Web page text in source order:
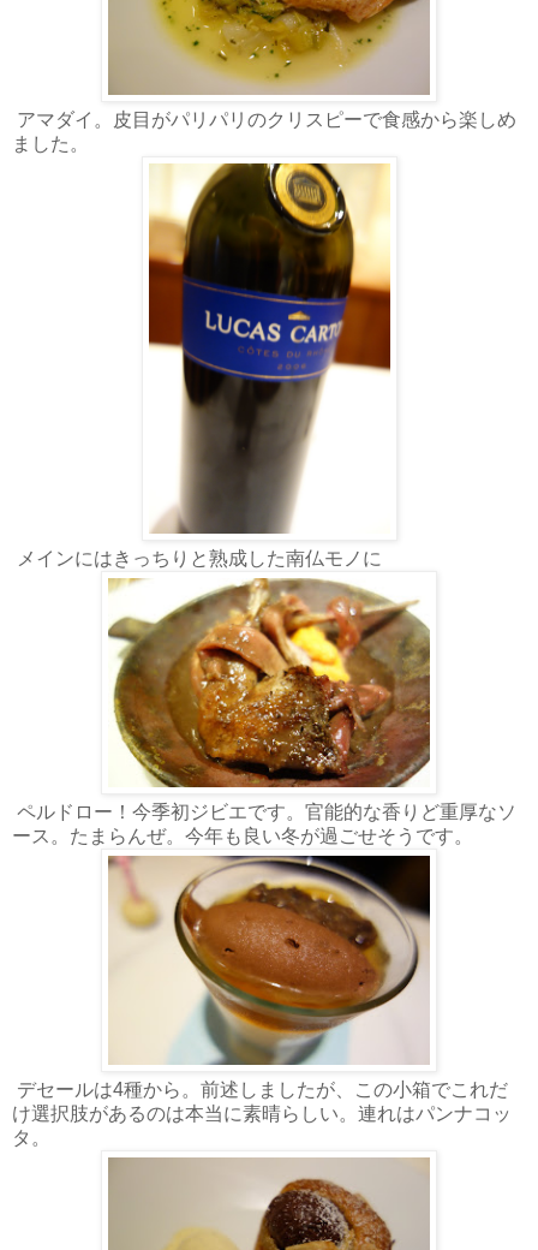
アマダイ。皮目がパリパリのクリスピーで食感から楽しめ
ました。
メインにはきっちりと熟成した南仏モノに
ペルドロー！今季初ジビエです。官能的な香りど重厚なソ
ース。たまらんぜ。今年も良い冬が過ごせそうです。
デセールは4種から。前述しましたが、この小箱でこれだ
け選択肢があるのは本当に素晴らしい。連れはパンナコッ
タ。